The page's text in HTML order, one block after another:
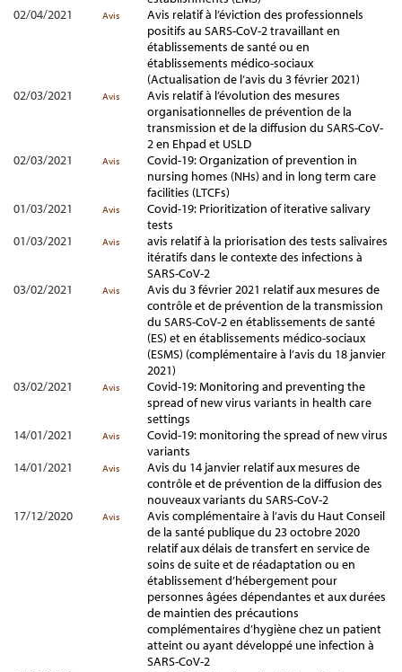
02/04/2021
Avis
Avis relatif à l’éviction des professionnels
positifs au SARS-CoV-2 travaillant en
établissements de santé ou en
établissements médico-sociaux
(Actualisation de l’avis du 3 février 2021)
02/03/2021
Avis
Avis relatif à l’évolution des mesures
organisationnelles de prévention de la
transmission et de la diffusion du SARS-CoV-
2 en Ehpad et USLD
02/03/2021
Avis
Covid-19: Organization of prevention in
nursing homes (NHs) and in long term care
facilities (LTCFs)
01/03/2021
Avis
Covid-19: Prioritization of iterative salivary
tests
01/03/2021
Avis
avis relatif à la priorisation des tests salivaires
itératifs dans le contexte des infections à
SARS-CoV-2
03/02/2021
Avis
Avis du 3 février 2021 relatif aux mesures de
contrôle et de prévention de la transmission
du SARS-CoV-2 en établissements de santé
(ES) et en établissements médico-sociaux
(ESMS) (complémentaire à l’avis du 18 janvier
2021)
03/02/2021
Avis
Covid-19: Monitoring and preventing the
spread of new virus variants in health care
settings
14/01/2021
Avis
Covid-19: monitoring the spread of new virus
variants
14/01/2021
Avis
Avis du 14 janvier relatif aux mesures de
contrôle et de prévention de la diffusion des
nouveaux variants du SARS-CoV-2
17/12/2020
Avis
Avis complémentaire à l’avis du Haut Conseil
de la santé publique du 23 octobre 2020
relatif aux délais de transfert en service de
soins de suite et de réadaptation ou en
établissement d’hébergement pour
personnes âgées dépendantes et aux durées
de maintien des précautions
complémentaires d’hygiène chez un patient
atteint ou ayant développé une infection à
SARS-CoV-2